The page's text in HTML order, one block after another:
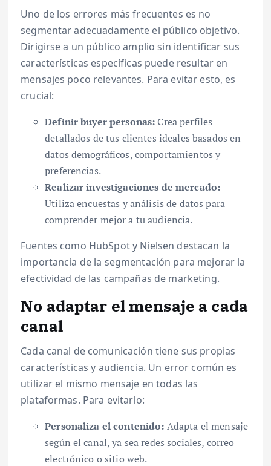
Uno de los errores más frecuentes es no
segmentar adecuadamente el público objetivo.
Dirigirse a un público amplio sin identificar sus
características específicas puede resultar en
mensajes poco relevantes. Para evitar esto, es
crucial:
Definir buyer personas: Crea perfiles
detallados de tus clientes ideales basados en
datos demográficos, comportamientos y
preferencias.
Realizar investigaciones de mercado:
Utiliza encuestas y análisis de datos para
comprender mejor a tu audiencia.
Fuentes como HubSpot y Nielsen destacan la
importancia de la segmentación para mejorar la
efectividad de las campañas de marketing.
No adaptar el mensaje a cada
canal
Cada canal de comunicación tiene sus propias
características y audiencia. Un error común es
utilizar el mismo mensaje en todas las
plataformas. Para evitarlo:
Personaliza el contenido: Adapta el mensaje
según el canal, ya sea redes sociales, correo
electrónico o sitio web.